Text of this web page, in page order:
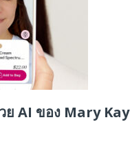
AI ของ Mary